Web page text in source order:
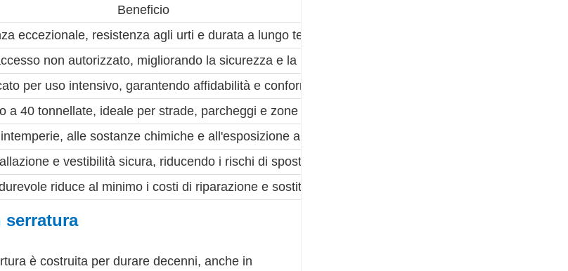
Beneficio
eccezionale, resistenza agli urti e durata a lungo termine
non autorizzato, migliorando la sicurezza e la protezione
per uso intensivo, garantendo affidabilità e conformità
a 40 tonnellate, ideale per strade, parcheggi e zone industriali
alle sostanze chimiche e all'esposizione ambientale
e vestibilità sicura, riducendo i rischi di spostamento
riduce al minimo i costi di riparazione e sostituzione
è costruita per durare decenni, anche in